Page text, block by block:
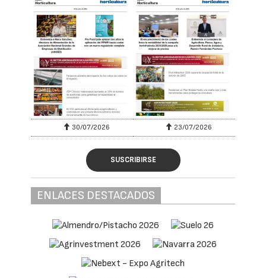
30/07/2026 23/07/2026
SUSCRIBIRSE
ENLACES DESTACADOS